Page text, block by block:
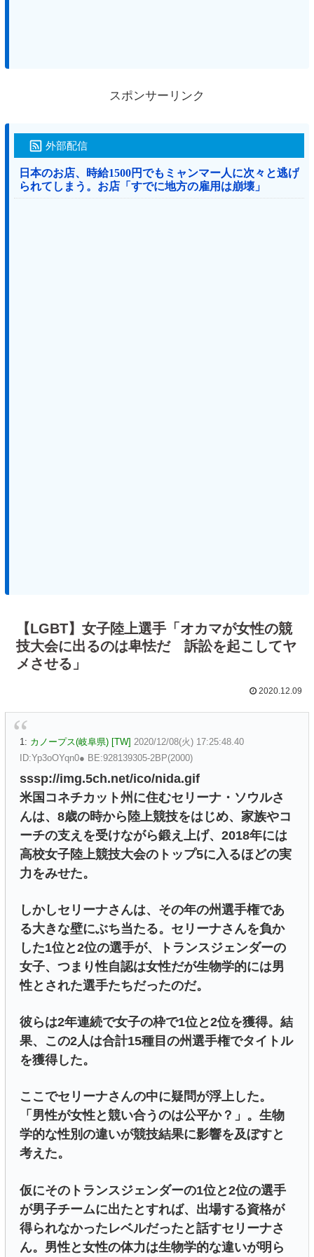
スポンサーリンク
外部配信
日本のお店、時給1500円でもミャンマー人に次々と逃げ
られてしまう。お店「すでに地方の雇用は崩壊」
【LGBT】女子陸上選手「オカマが女性の競
技大会に出るのは卑怯だ 訴訟を起こしてヤ
メさせる」
2020.12.09
1: カノープス(岐阜県) [TW] 2020/12/08(火) 17:25:48.40
ID:Yp3oOYqn0● BE:928139305-2BP(2000)
sssp://img.5ch.net/ico/nida.gif
米国コネチカット州に住むセリーナ・ソウルさ
んは、8歳の時から陸上競技をはじめ、家族やコ
ーチの支えを受けながら鍛え上げ、2018年には
高校女子陸上競技大会のトップ5に入るほどの実
力をみせた。
しかしセリーナさんは、その年の州選手権であ
る大きな壁にぶち当たる。セリーナさんを負か
した1位と2位の選手が、トランスジェンダーの
女子、つまり性自認は女性だが生物学的には男
性とされた選手たちだったのだ。
彼らは2年連続で女子の枠で1位と2位を獲得。結
果、この2人は合計15種目の州選手権でタイトル
を獲得した。
ここでセリーナさんの中に疑問が浮上した。
「男性が女性と競い合うのは公平か？」。生物
学的な性別の違いが競技結果に影響を及ぼすと
考えた。
仮にそのトランスジェンダーの1位と2位の選手
が男子チームに出たとすれば、出場する資格が
得られなかったレベルだったと話すセリーナさ
ん。男性と女性の体力は生物学的な違いが明ら